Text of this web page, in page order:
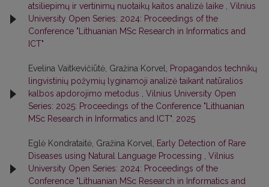
atsiliepimų ir vertinimų nuotaikų kaitos analizė laike , Vilnius
University Open Series: 2024: Proceedings of the
Conference "Lithuanian MSc Research in Informatics and
ICT"
Evelina Vaitkevičiūtė, Gražina Korvel, Propagandos technikų
lingvistinių požymių lyginamoji analizė taikant natūralios
kalbos apdorojimo metodus , Vilnius University Open
Series: 2025: Proceedings of the Conference "Lithuanian
MSc Research in Informatics and ICT". 2025
Eglė Kondrataitė, Gražina Korvel, Early Detection of Rare
Diseases using Natural Language Processing , Vilnius
University Open Series: 2024: Proceedings of the
Conference "Lithuanian MSc Research in Informatics and